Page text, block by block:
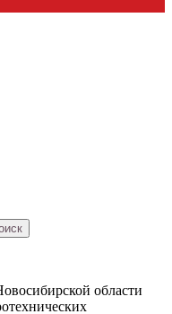
области